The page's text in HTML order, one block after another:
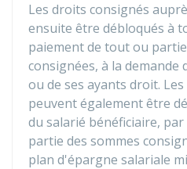
Les droits consignés
ensuite être débloqués à
paiement de tout ou
consignées, à la demande
ou de ses ayants droit.
peuvent également être
du salarié bénéficiaire,
partie des sommes
plan d'épargne salariale